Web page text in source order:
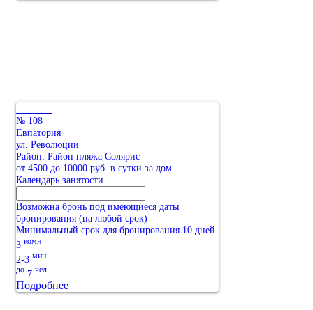
№ 108
Евпатория
ул. Революции
Район: Район пляжа Солярис
от 4500 до 10000 руб. в сутки за дом
Календарь занятости
Возможна бронь под имеющиеся даты
бронирования (на любой срок)
Минимальный срок для бронирования 10 дней
3 комн
2-3 мин
до 7 чел
Подробнее